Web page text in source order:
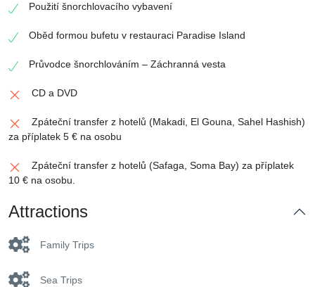
Použití šnorchlovacího vybavení
Oběd formou bufetu v restauraci Paradise Island
Průvodce šnorchlováním – Záchranná vesta
CD a DVD
Zpáteční transfer z hotelů (Makadi, El Gouna, Sahel Hashish)
za příplatek 5 € na osobu
Zpáteční transfer z hotelů (Safaga, Soma Bay) za příplatek
10 € na osobu.
Attractions
Family Trips
Sea Trips